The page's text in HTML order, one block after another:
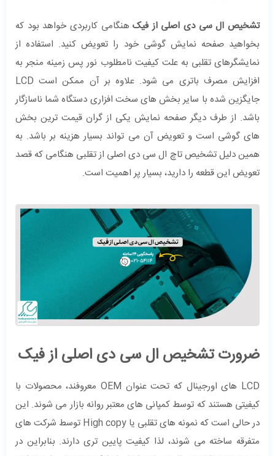
تشخیص ال‌ سی ‌‌دی اصلی از فیکهنگامی کاربردی خواهد بود که
بخواهید صفحه نمایش گوشی خود را تعویض کنید. استفاده از
نمایشگرهای تقلبی به علت کیفیت نامطلوب نور پس زمینه منجر به
افزایش مصرف باتری می‌ شود. علاوه بر آن ممکن است LCD
جایگزین شده با سایر بخش‌ های سخت ‌افزاری دستگاه شما ناسازگار
باشد. از طرف دیگر صفحه نمایش یکی از گران قیمت ‌ترین بخش‌
های گوشی است و تعویض آن می ‌تواند بسیار هزینه بر باشد. به
همین دلیل تشخیص تاچ ال سی دی اصلی از تقلبی هنگامی که قصد
تعویض این قطعه را دارید، بسیار پر اهمیت است.
ضرورت تشخیص ال‌ سی ‌‌دی اصلی از فیک
LCD های اورجینال که تحت عنوان OEM معروفند، محصولات با
کیفیتی هستند که توسط کمپانی‌ های معتبر روانه بازار می ‌شوند.‌ این
در حالی است که نمونه‌ های تقلبی یا High copy توسط شرکت ‌های
متفرقه ساخته می ‌شوند، لذا کیفیت پایین ‌تری دارند. بنابراین در